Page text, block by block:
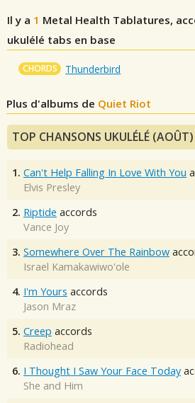
Il y a 1 Metal Health Tablatures,
ukulélé tabs en base
CHORDS Thunderbird
Plus d'albums de Quiet Riot
TOP CHANSONS UKULÉLÉ (AOÛT)
1. Can't Help Falling In Love With You
Elvis Presley
2. Riptide accords
Vance Joy
3. Somewhere Over The Rainbow
Israel Kamakawiwo'ole
4. I'm Yours accords
Jason Mraz
5. Creep accords
Radiohead
6. I Thought I Saw Your Face Today
She and Him